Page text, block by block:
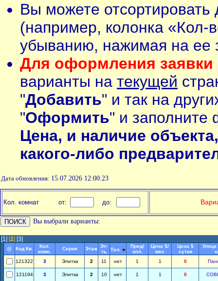
Вы можете
(например, колонка «Кол-
убыванию, нажимая на ее
Для оформления заявки
варианты на текущей
"Добавить" и так на
"Оформить" и заполните
Цена, и наличие
какого-либо
Дата обновления: 15.07.2026 12:00:23
Кол. комнат от: до:
Вы выбрали варианты:
[1] [2] [3]
@ Код Кв.
Кол.
комн.
Серия Этаж Эт-
ть
Тел.
Пред/
опл.
Цена $/
мес
Цена $
сутки
Улица
121322
3 Элитка 2 11 нет 1 1 0
121194 3 Элитка 2 10 нет 1 1 0